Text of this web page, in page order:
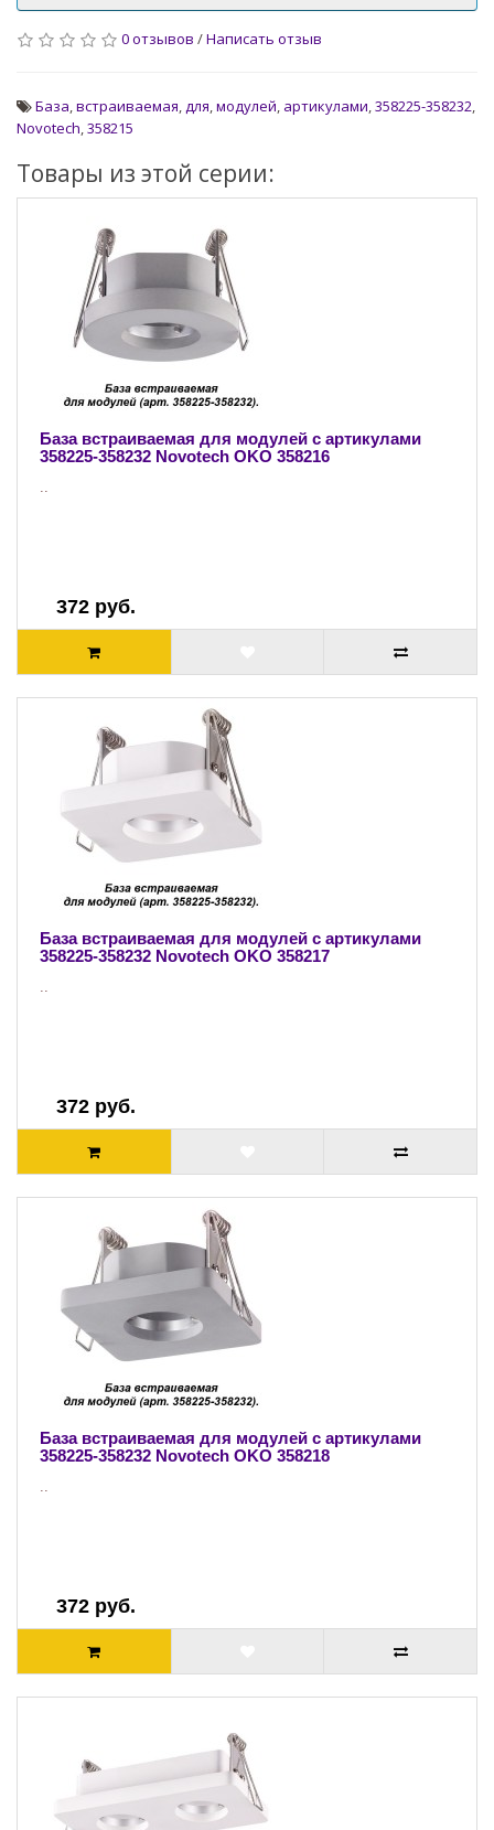
0 отзывов /Написать отзыв
База,встраиваемая,для,модулей, артикулами,358225-358232,
Novotech,358215
Товары из этой серии:
База встраиваемая для модулей с артикулами
358225-358232 Novotech OKO 358216
..
372 руб.
База встраиваемая для модулей с артикулами
358225-358232 Novotech OKO 358217
..
372 руб.
База встраиваемая для модулей с артикулами
358225-358232 Novotech OKO 358218
..
372 руб.